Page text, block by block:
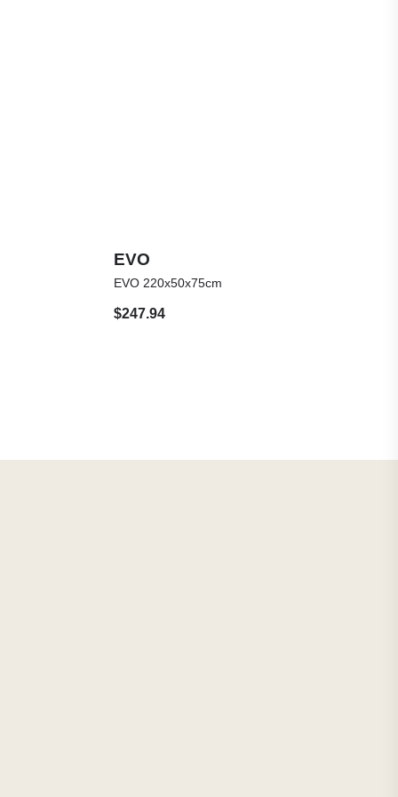
EVO
EVO 220x50x75cm
$247.94